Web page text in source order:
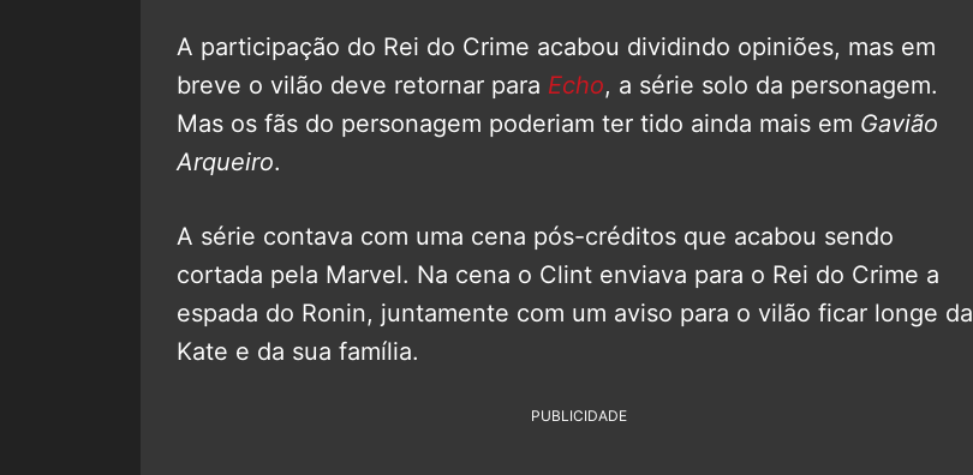
A participação do Rei do Crime acabou dividindo opiniões, mas em
breve o vilão deve retornar para Echo, a série solo da personagem.
Mas os fãs do personagem poderiam ter tido ainda mais em Gavião
Arqueiro.
A série contava com uma cena pós-créditos que acabou sendo
cortada pela Marvel. Na cena o Clint enviava para o Rei do Crime a
espada do Ronin, juntamente com um aviso para o vilão ficar longe da
Kate e da sua família.
PUBLICIDADE